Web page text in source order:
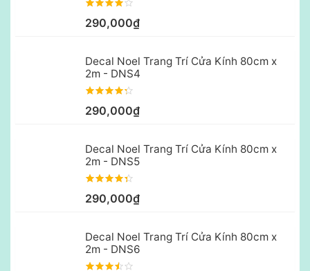
290,000₫
Decal Noel Trang Trí Cửa Kính 80cm x
2m - DNS4
290,000₫
Decal Noel Trang Trí Cửa Kính 80cm x
2m - DNS5
290,000₫
Decal Noel Trang Trí Cửa Kính 80cm x
2m - DNS6